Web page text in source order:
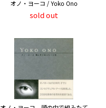
オノ・ヨーコ / Yoko Ono
sold out